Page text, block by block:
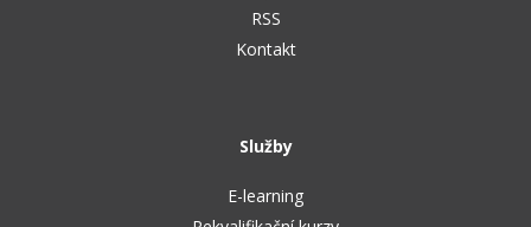
RSS
Kontakt
Služby
E-learning